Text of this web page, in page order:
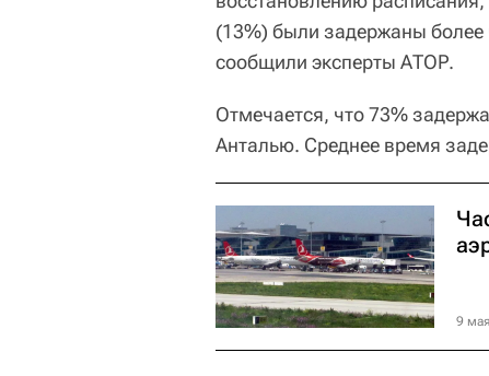
(13%) были задержаны
сообщили эксперты АТОР.
Отмечается, что 73%
Анталью. Среднее время
9